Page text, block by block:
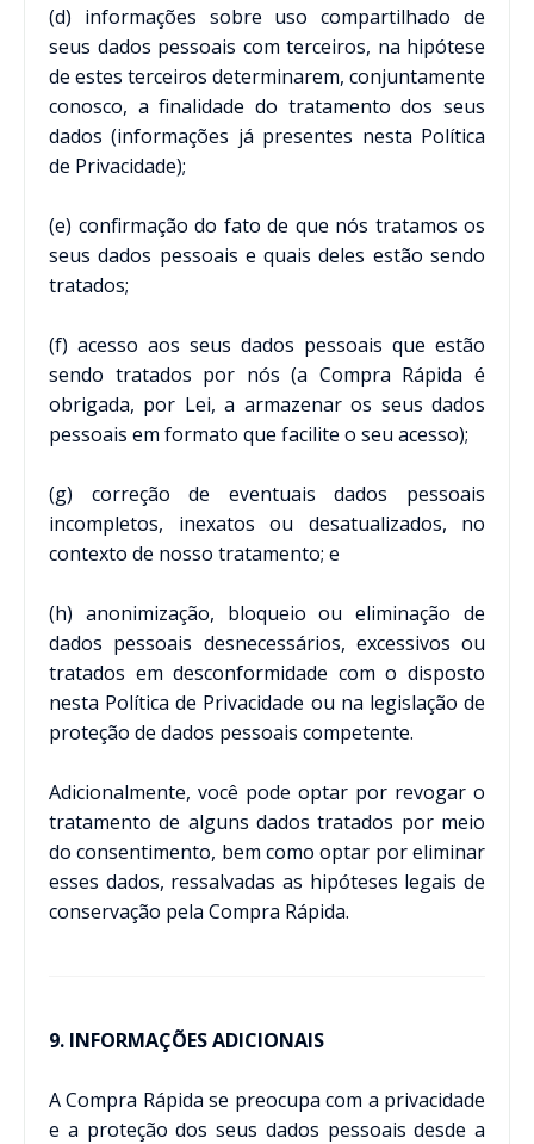
(d) informações sobre uso compartilhado de
seus dados pessoais com terceiros, na hipótese
de estes terceiros determinarem, conjuntamente
conosco, a finalidade do tratamento dos seus
dados (informações já presentes nesta Política
de Privacidade);
(e) confirmação do fato de que nós tratamos os
seus dados pessoais e quais deles estão sendo
tratados;
(f) acesso aos seus dados pessoais que estão
sendo tratados por nós (a Compra Rápida é
obrigada, por Lei, a armazenar os seus dados
pessoais em formato que facilite o seu acesso);
(g) correção de eventuais dados pessoais
incompletos, inexatos ou desatualizados, no
contexto de nosso tratamento; e
(h) anonimização, bloqueio ou eliminação de
dados pessoais desnecessários, excessivos ou
tratados em desconformidade com o disposto
nesta Política de Privacidade ou na legislação de
proteção de dados pessoais competente.
Adicionalmente, você pode optar por revogar o
tratamento de alguns dados tratados por meio
do consentimento, bem como optar por eliminar
esses dados, ressalvadas as hipóteses legais de
conservação pela Compra Rápida.
9. INFORMAÇÕES ADICIONAIS
A Compra Rápida se preocupa com a privacidade
e a proteção dos seus dados pessoais desde a